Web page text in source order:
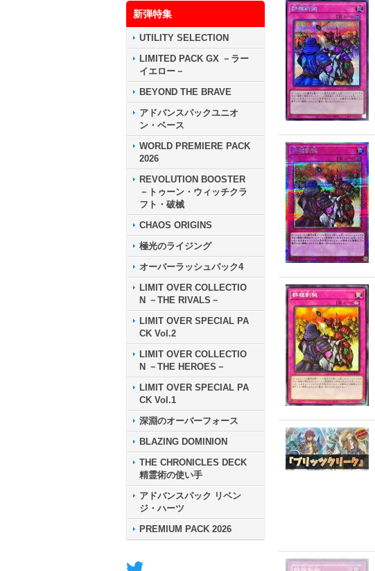
新弾特集
UTILITY SELECTION
LIMITED PACK GX －ラー
イエロー－
BEYOND THE BRAVE
アドバンスパックユニオ
ン・ベース
WORLD PREMIERE PACK
2026
REVOLUTION BOOSTER
－トゥーン・ウィッチクラ
フト・破械
CHAOS ORIGINS
極光のライジング
オーバーラッシュパック4
LIMIT OVER COLLECTIO
N －THE RIVALS－
LIMIT OVER SPECIAL PA
CK Vol.2
LIMIT OVER COLLECTIO
N －THE HEROES－
LIMIT OVER SPECIAL PA
CK Vol.1
深淵のオーバーフォース
BLAZING DOMINION
THE CHRONICLES DECK
精霊術の使い手
アドバンスパック リベン
ジ・ハーツ
PREMIUM PACK 2026